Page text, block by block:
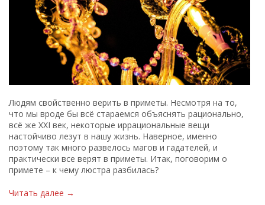
Людям свойственно верить в приметы. Несмотря на то,
что мы вроде бы всё стараемся объяснять рационально,
всё же XXI век, некоторые иррациональные вещи
настойчиво лезут в нашу жизнь. Наверное, именно
поэтому так много развелось магов и гадателей, и
практически все верят в приметы. Итак, поговорим о
примете – к чему люстра разбилась?
Читать далее →